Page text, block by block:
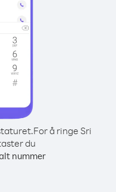
For å ringe Sri
du
nummer